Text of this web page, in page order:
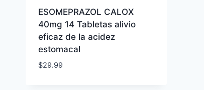
ESOMEPRAZOL CALOX
40mg 14 Tabletas alivio
eficaz de la acidez
estomacal
$29.99